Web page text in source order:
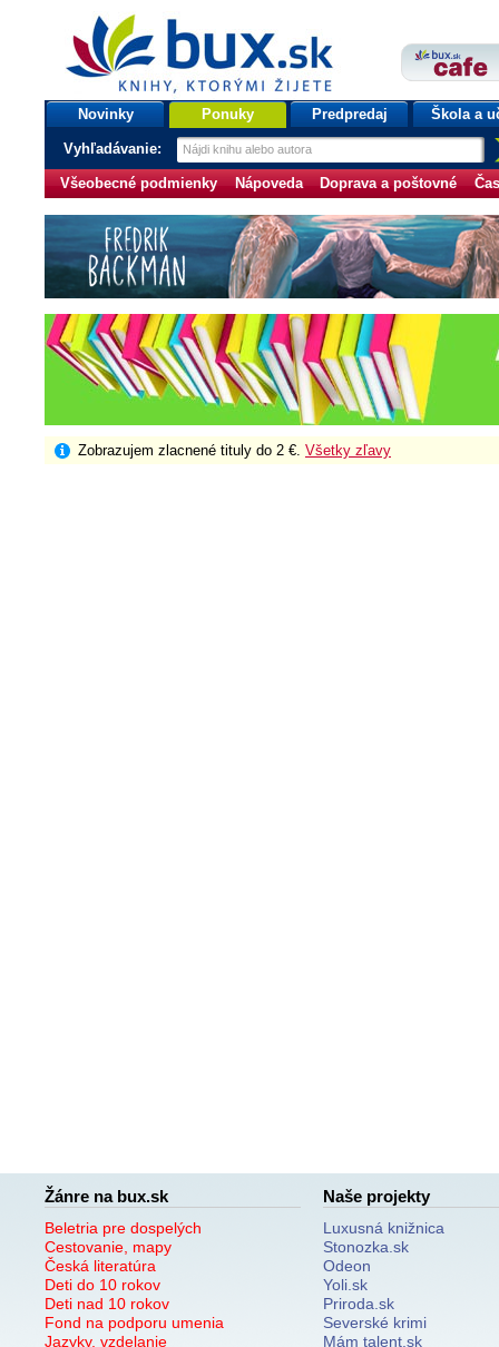
bux.sk
knihy, ktorými žijete
Úvodná stránka
Novinky Ponuky Predpredaj Škola a
Vyhľadávanie:
Všeobecné podmienky Nápoveda Doprava a poštovné
Zobrazujem zlacnené tituly do 2 €. Všetky zľavy
Žánre na bux.sk
Beletria pre dospelých
Cestovanie, mapy
Česká literatúra
Deti do 10 rokov
Deti nad 10 rokov
Fond na podporu umenia
Jazyky, vzdelanie
Naše projekty
Luxusná knižnica
Stonozka.sk
Odeon
Yoli.sk
Priroda.sk
Severské krimi
Mám talent.sk